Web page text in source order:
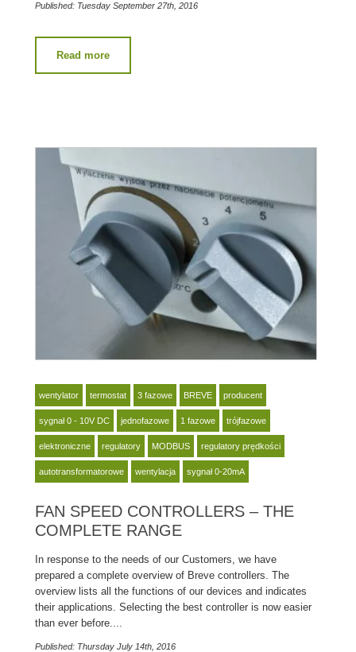
Published: Tuesday September 27th, 2016
Read more
wentylator termostat 3 fazowe BREVE producent
sygnał 0 - 10V DC jednofazowe 1 fazowe trójfazowe
elektroniczne regulatory MODBUS regulatory prędkości
autotransformatorowe wentylacja sygnał 0-20mA
FAN SPEED CONTROLLERS – THE
COMPLETE RANGE
In response to the needs of our Customers, we have
prepared a complete overview of Breve controllers. The
overview lists all the functions of our devices and indicates
their applications. Selecting the best controller is now easier
than ever before....
Published: Thursday July 14th, 2016